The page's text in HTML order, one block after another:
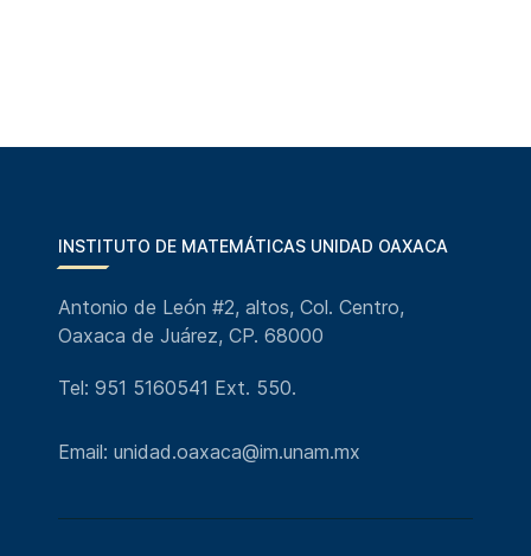
INSTITUTO DE MATEMÁTICAS UNIDAD OAXACA
Antonio de León #2, altos, Col. Centro,
Oaxaca de Juárez, CP. 68000
Tel: 951 5160541 Ext. 550.
Email: unidad.oaxaca@im.unam.mx